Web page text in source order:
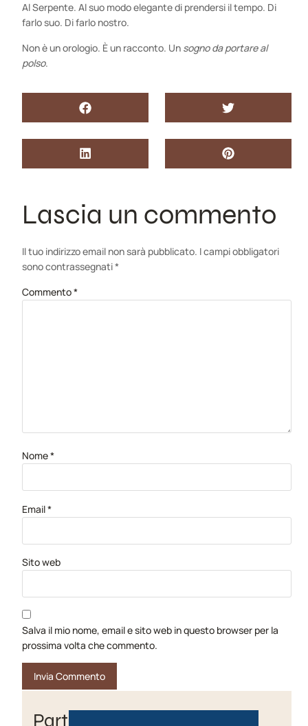
Al Serpente. Al suo modo elegante di prendersi il tempo. Di
farlo suo. Di farlo nostro.
Non è un orologio. È un racconto. Un sogno da portare al
polso.
Lascia un commento
Il tuo indirizzo email non sarà pubblicato. I campi obbligatori
sono contrassegnati*
Commento*
Nome*
Email*
Sito web
Salva il mio nome, email e sito web in questo browser per la
prossima volta che commento.
Partner